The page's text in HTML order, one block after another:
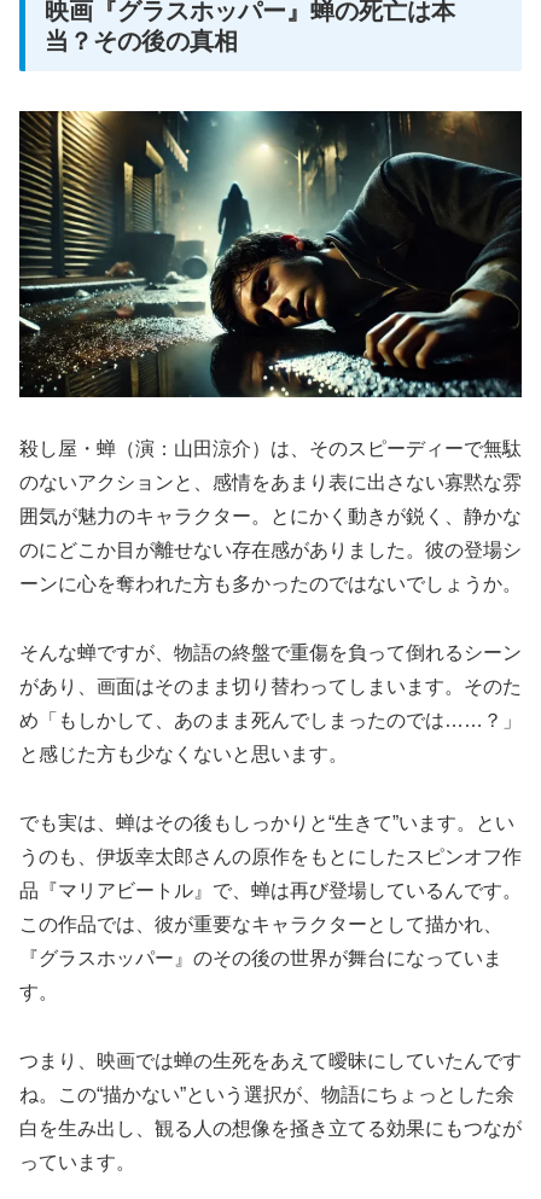
映画『グラスホッパー』蝉の死亡は本
当？その後の真相
殺し屋・蝉（演：山田涼介）は、そのスピーディーで無駄
のないアクションと、感情をあまり表に出さない寡黙な雰
囲気が魅力のキャラクター。とにかく動きが鋭く、静かな
のにどこか目が離せない存在感がありました。彼の登場シ
ーンに心を奪われた方も多かったのではないでしょうか。
そんな蝉ですが、物語の終盤で重傷を負って倒れるシーン
があり、画面はそのまま切り替わってしまいます。そのた
め「もしかして、あのまま死んでしまったのでは……？」
と感じた方も少なくないと思います。
でも実は、蝉はその後もしっかりと“生きて”います。とい
うのも、伊坂幸太郎さんの原作をもとにしたスピンオフ作
品『マリアビートル』で、蝉は再び登場しているんです。
この作品では、彼が重要なキャラクターとして描かれ、
『グラスホッパー』のその後の世界が舞台になっていま
す。
つまり、映画では蝉の生死をあえて曖昧にしていたんです
ね。この“描かない”という選択が、物語にちょっとした余
白を生み出し、観る人の想像を掻き立てる効果にもつなが
っています。